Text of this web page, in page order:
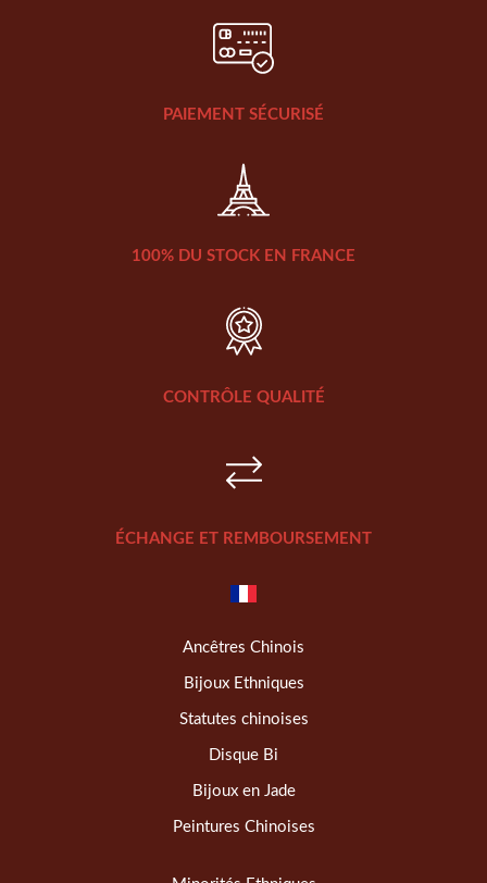
PAIEMENT SÉCURISÉ
100% DU STOCK EN FRANCE
CONTRÔLE QUALITÉ
ÉCHANGE ET REMBOURSEMENT
Ancêtres Chinois
Bijoux Ethniques
Statutes chinoises
Disque Bi
Bijoux en Jade
Peintures Chinoises